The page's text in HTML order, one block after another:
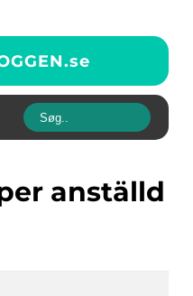
se
anställd